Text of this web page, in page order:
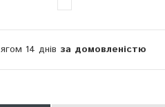
14 днів за домовленістю